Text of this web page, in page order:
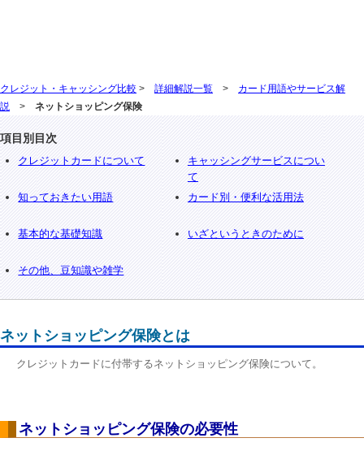
クレジット・キャッシング比較 > 詳細解説一覧 > カード用語やサービス解
説 > ネットショッピング保険
項目別目次
クレジットカードについて
キャッシングサービスについ
て
知っておきたい用語
カード別・便利な活用法
基本的な基礎知識 いざというときのために
その他、豆知識や雑学
ネットショッピング保険とは
クレジットカードに付帯するネットショッピング保険について。
ネットショッピング保険の必要性